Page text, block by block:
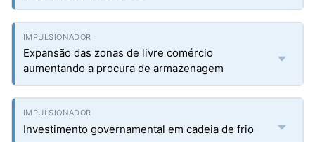
Expansão das zonas de livre comércio
aumentando a procura de armazenagem
Investimento governamental em cadeia de frio